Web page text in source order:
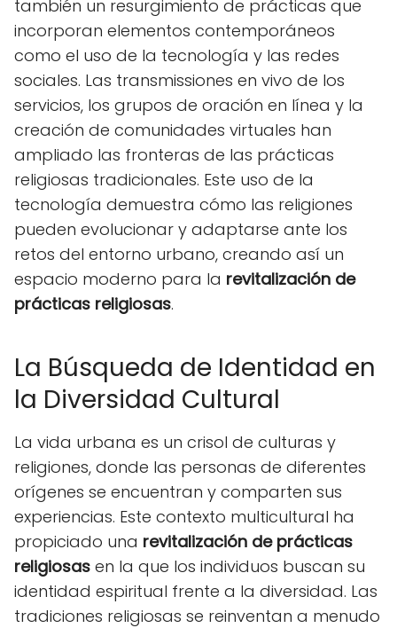
también un resurgimiento de prácticas que
incorporan elementos contemporáneos
como el uso de la tecnología y las redes
sociales. Las transmissiones en vivo de los
servicios, los grupos de oración en línea y la
creación de comunidades virtuales han
ampliado las fronteras de las prácticas
religiosas tradicionales. Este uso de la
tecnología demuestra cómo las religiones
pueden evolucionar y adaptarse ante los
retos del entorno urbano, creando así un
espacio moderno para la revitalización de
prácticas religiosas.
La Búsqueda de Identidad en
la Diversidad Cultural
La vida urbana es un crisol de culturas y
religiones, donde las personas de diferentes
orígenes se encuentran y comparten sus
experiencias. Este contexto multicultural ha
propiciado una revitalización de prácticas
religiosas en la que los individuos buscan su
identidad espiritual frente a la diversidad. Las
tradiciones religiosas se reinventan a menudo